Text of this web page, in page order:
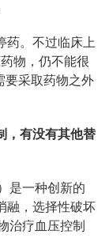
药。不过临床上
物，仍不能很
要采取药物之外
，有没有其他替
是一种创新的
融，选择性破坏
治疗血压控制